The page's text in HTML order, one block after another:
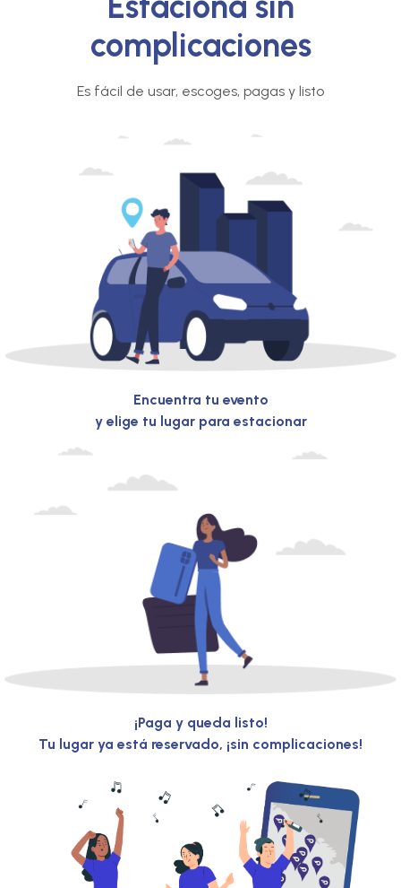
complicaciones
Es fácil de usar, escoges, pagas y listo
Encuentra tu evento
y elige tu lugar para estacionar
¡Paga y queda listo!
Tu lugar ya está reservado, ¡sin complicaciones!